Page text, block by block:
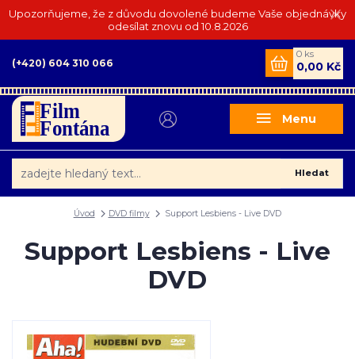
Upozorňujeme, že z důvodu dovolené budeme Vaše objednávky
odesílat znovu od 10.8.2026
Menu
Hledat
(+420) 604 310 066
0 ks
0,00 Kč
Úvod DVD filmy Support Lesbiens - Live DVD
Support Lesbiens - Live
DVD